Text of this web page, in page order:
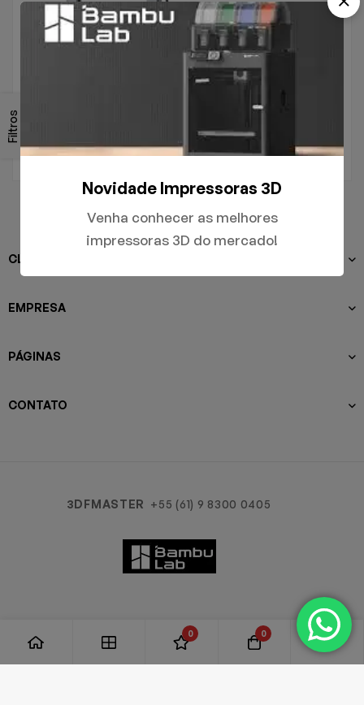
Filtros
CLIENTES
EMPRESA
PÁGINAS
CONTATO
3DFMASTER +55 (61) 9 8300 0405
Novidade Impressoras 3D
Venha conhecer as melhores
impressoras 3D do mercado!
0 0